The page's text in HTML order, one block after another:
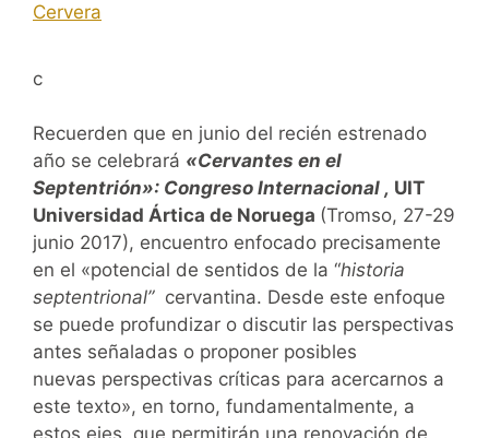
Cervera
c
Recuerden que en junio del recién estrenado
año se celebrará «Cervantes en el
Septentrión»: Congreso Internacional , UIT
Universidad Ártica de Noruega (Tromso, 27-29
junio 2017), encuentro enfocado precisamente
en el «potencial de sentidos de la “historia
septentrional”cervantina. Desde este enfoque
se puede profundizar o discutir las perspectivas
antes señaladas o proponer posibles
nuevas perspectivas críticas para acercarnos a
este texto», en torno, fundamentalmente, a